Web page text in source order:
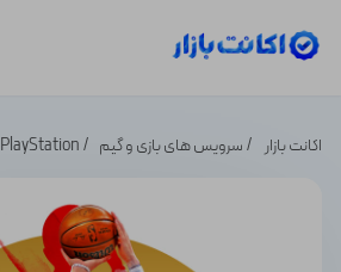
اکانت بازار سرویس های بازی و گیم PlayStation